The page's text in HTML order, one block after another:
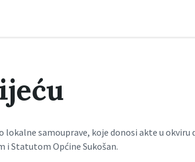
samouprave, koje donosi akte u okviru
i Statutom Općine Sukošan.